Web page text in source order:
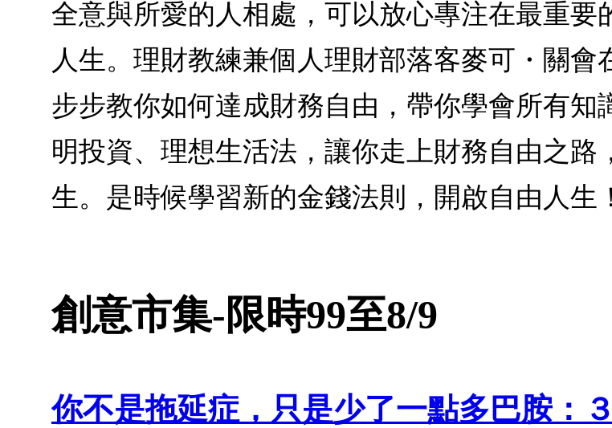
全意與所愛的人相處，可以放心專注在最重要
人生。理財教練兼個人理財部落客麥可・關
步步教你如何達成財務自由，帶你學會所有
明投資、理想生活法，讓你走上財務自由之路
生。是時候學習新的金錢法則，開啟自由人生！
創意市集-限時99至8/9
你不是拖延症，只是少了一點多巴胺：